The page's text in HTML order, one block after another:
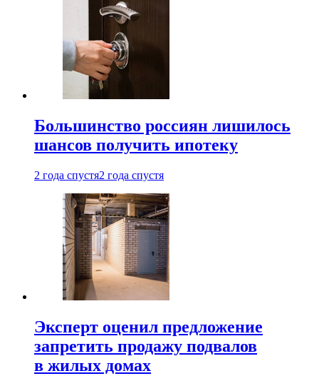
Большинство россиян лишилось
шансов получить ипотеку
2 года спустя2 года спустя
Эксперт оценил предложение
запретить продажу подвалов
в жилых домах